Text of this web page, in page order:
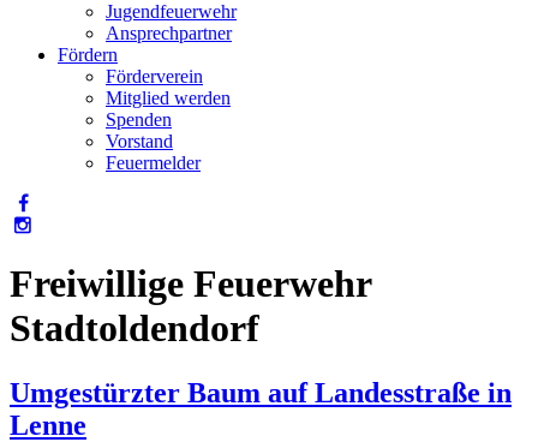
Jugendfeuerwehr
Ansprechpartner
Fördern
Förderverein
Mitglied werden
Spenden
Vorstand
Feuermelder
Freiwillige Feuerwehr
Stadtoldendorf
Umgestürzter Baum auf Landesstraße in
Lenne